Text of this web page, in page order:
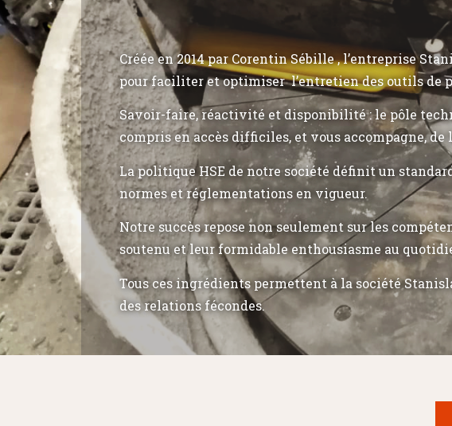
Créée en 2014 par Corentin Sébille , l’entreprise
pour faciliter et optimiser l’entretien des outils de
Savoir-faire, réactivité et disponibilité : le pôle
compris en accès difficiles, et vous accompagne,
La politique HSE de notre société définit un
normes et réglementations en vigueur.
Notre succès repose non seulement sur les
soutenu et leur formidable enthousiasme au
Tous ces ingrédients permettent à la société
des relations fécondes.